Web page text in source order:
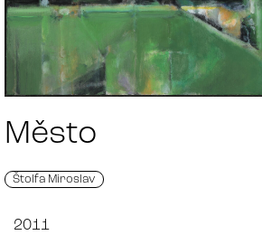
Město
Štolfa Miroslav
2011